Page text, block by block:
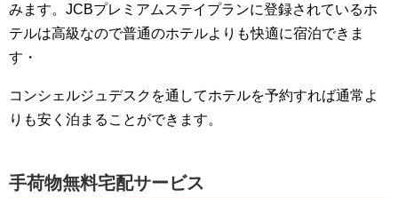
みます。JCBプレミアムステイプランに登録されているホ
テルは高級なので普通のホテルよりも快適に宿泊できま
す・
コンシェルジュデスクを通してホテルを予約すれば通常よ
りも安く泊まることができます。
手荷物無料宅配サービス